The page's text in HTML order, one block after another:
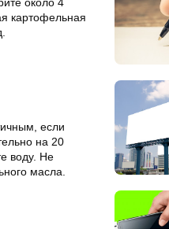
картофельная
если
на 20
воду. Не
масла.